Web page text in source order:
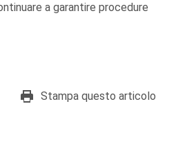
a garantire procedure
Stampa questo articolo